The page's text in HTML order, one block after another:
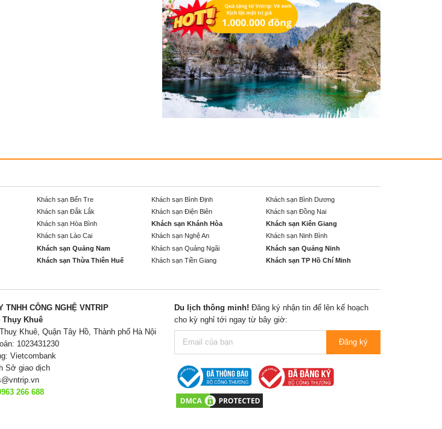
Khách sạn Bến Tre Khách sạn Bình Định
Khách sạn Bình Dương
Khách sạn Đắk Lắk Khách sạn Điện Biên
Khách sạn Đồng Nai
Khách sạn Hòa Bình Khách sạn Khánh Hòa
Khách sạn Kiên Giang
Khách sạn Lào Cai Khách sạn Nghệ An
Khách sạn Ninh Bình
Khách sạn Quảng Nam Khách sạn Quảng Ngãi
Khách sạn Quảng Ninh
Khách sạn Thừa Thiên Huế Khách sạn Tiền Giang
Khách sạn TP Hồ Chí Minh
TNHH CÔNG NGHỆ VNTRIP
Thụy Khuê
Khuê, Quận Tây Hồ, Thành phố Hà Nội
1023431230
Vietcombank
Sở giao dịch
266 688
Du lịch thông minh! Đăng ký nhận tin để lên kế hoạch
cho kỳ nghỉ tới ngay từ bây giờ:
Đăng ký